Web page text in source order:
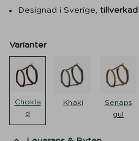
Designad i Sverige,
Varianter
Chokla
d
Khaki
Senaps
gul